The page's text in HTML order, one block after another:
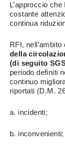
L’approccio
costante
continua
RFI,
della
(di seguito
periodo definiti
continuo
riportati (D.M.
a. incidenti;
b. inconvenienti;